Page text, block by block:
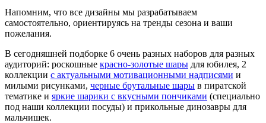
Напомним, что все дизайны мы разрабатываем
самостоятельно, ориентируясь на тренды сезона и ваши
пожелания.
В сегодняшней подборке 6 очень разных наборов для разных
аудиторий: роскошные красно-золотые шары для юбилея, 2
коллекции с актуальными мотивационными надписями и
милыми рисунками, черные брутальные шары в пиратской
тематике и яркие шарики с вкусными пончиками (специально
под наши коллекции посуды) и прикольные динозавры для
мальчишек.